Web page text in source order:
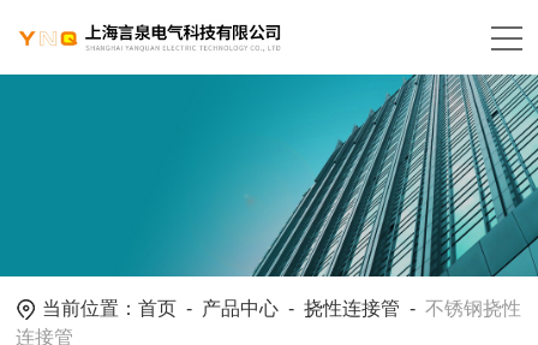
当前位置：首页 - 产品中心 -挠性连接管 -不锈钢挠性
连接管